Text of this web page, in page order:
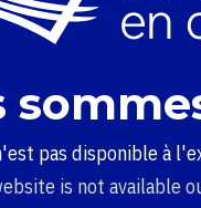
pas disponible à
is not available